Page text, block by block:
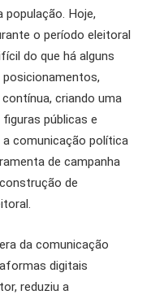
população. Hoje,
o período eleitoral
do que há alguns
criando uma
públicas e
comunicação política
de campanha
de
da comunicação
digitais
reduziu a